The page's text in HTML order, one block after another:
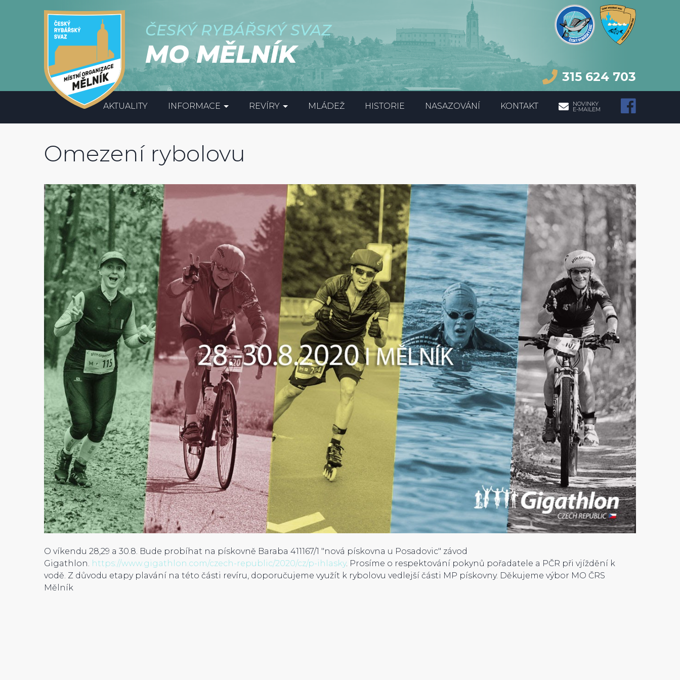
ČESKÝ RYBÁŘSKÝ SVAZ
MO MĚLNÍK
315 624 703
AKTUALITY INFORMACE REVÍRY MLÁDEŽ HISTORIE NASAZOVÁNÍ KONTAKT NOVINKY
E-MAILEM
Omezení rybolovu
O víkendu 28,29 a 30.8. Bude probíhat na pískovně Baraba 411167/1 "nová pískovna u Posadovic" závod
Gigathlon. https://www.gigathlon.com/czech-republic/2020/cz/p-ihlasky. Prosíme o respektování pokynů pořadatele a PČR při vjíždění k
vodě. Z důvodu etapy plavání na této části revíru, doporučujeme využít k rybolovu vedlejší části MP pískovny. Děkujeme výbor MO ČRS
Mělník